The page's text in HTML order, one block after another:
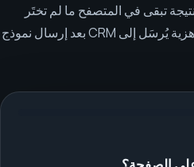
تبقى في المتصفح ما لم تختَر
إرسال موجز، وفقط تصنيف الجاهزية يُرسَل إلى CRM بعد إرسال نموذج